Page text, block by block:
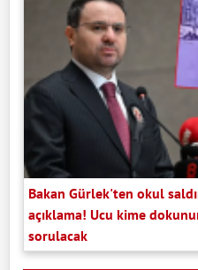
Bakan Gürlek'ten okul
açıklama! Ucu kime
sorulacak